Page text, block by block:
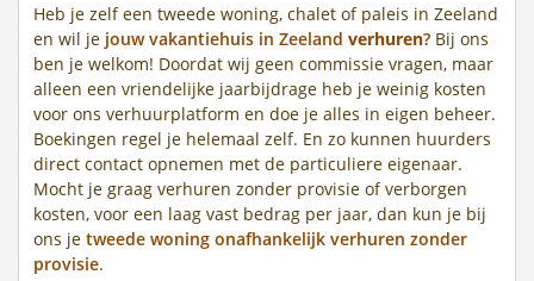
Heb je zelf een tweede woning, chalet of paleis in Zeeland
en wil je jouw vakantiehuis in Zeeland verhuren? Bij ons
ben je welkom! Doordat wij geen commissie vragen, maar
alleen een vriendelijke jaarbijdrage heb je weinig kosten
voor ons verhuurplatform en doe je alles in eigen beheer.
Boekingen regel je helemaal zelf. En zo kunnen huurders
direct contact opnemen met de particuliere eigenaar.
Mocht je graag verhuren zonder provisie of verborgen
kosten, voor een laag vast bedrag per jaar, dan kun je bij
ons je tweede woning onafhankelijk verhuren zonder
provisie.